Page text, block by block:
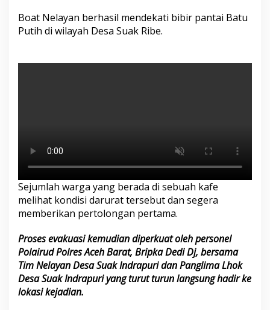
Boat Nelayan berhasil mendekati bibir pantai Batu
Putih di wilayah Desa Suak Ribe.
Sejumlah warga yang berada di sebuah kafe
melihat kondisi darurat tersebut dan segera
memberikan pertolongan pertama.
Proses evakuasi kemudian diperkuat oleh personel
Polairud Polres Aceh Barat, Bripka Dedi Dj, bersama
Tim Nelayan Desa Suak Indrapuri dan Panglima Lhok
Desa Suak Indrapuri yang turut turun langsung hadir ke
lokasi kejadian.